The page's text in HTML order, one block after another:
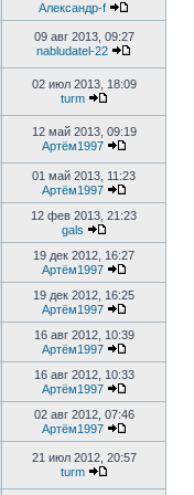
Александр-f
09 авг 2013, 09:27
nabludatel-22
02 июл 2013, 18:09
turm
12 май 2013, 09:19
Артём1997
01 май 2013, 11:23
Артём1997
12 фев 2013, 21:23
gals
19 дек 2012, 16:27
Артём1997
19 дек 2012, 16:25
Артём1997
16 авг 2012, 10:39
Артём1997
16 авг 2012, 10:33
Артём1997
02 авг 2012, 07:46
Артём1997
21 июл 2012, 20:57
turm